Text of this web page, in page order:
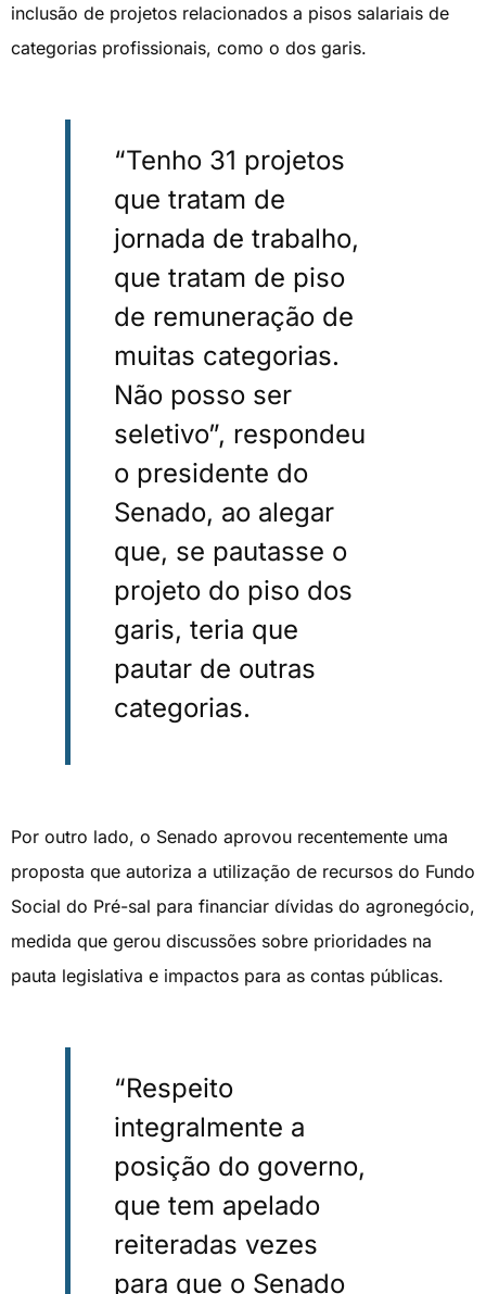
inclusão de projetos relacionados a pisos salariais de
categorias profissionais, como o dos garis.
“Tenho 31 projetos
que tratam de
jornada de trabalho,
que tratam de piso
de remuneração de
muitas categorias.
Não posso ser
seletivo”, respondeu
o presidente do
Senado, ao alegar
que, se pautasse o
projeto do piso dos
garis, teria que
pautar de outras
categorias.
Por outro lado, o Senado aprovou recentemente uma
proposta que autoriza a utilização de recursos do Fundo
Social do Pré-sal para financiar dívidas do agronegócio,
medida que gerou discussões sobre prioridades na
pauta legislativa e impactos para as contas públicas.
“Respeito
integralmente a
posição do governo,
que tem apelado
reiteradas vezes
para que o Senado